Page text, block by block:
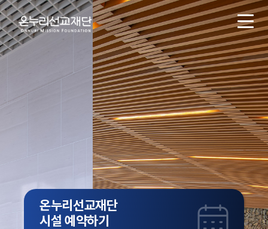
온
선
Acts29
Visionvillage
온누리선교재단
시설 예약하기